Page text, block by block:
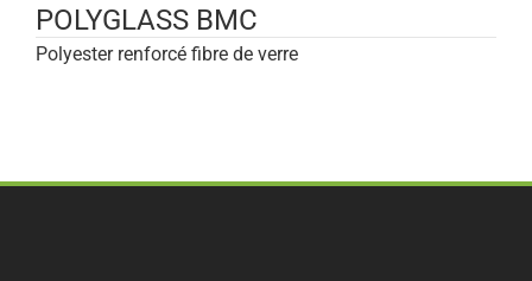
POLYGLASS BMC
Polyester renforcé fibre de verre